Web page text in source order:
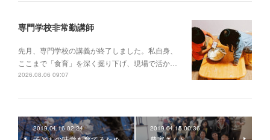
専門学校非常勤講師
先月、専門学校の講義が終了しました。私自身、
ここまで「食育」を深く掘り下げ、現場で活か…
2026.08.06 09:07
2019.04.16 02:24 2019.04.15 00:36